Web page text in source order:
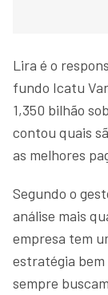
Lira é o
fundo Icatu
1,350 bilhão
contou quais
as melhores
Segundo o
análise mais
empresa tem
estratégia bem
sempre